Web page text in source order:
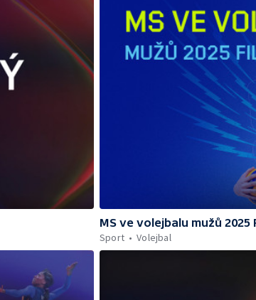
MS ve volejbalu mužů 2025
Sport
Volejbal